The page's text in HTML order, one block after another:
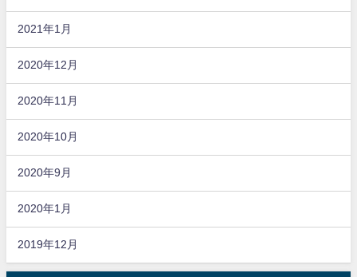
2021年1月
2020年12月
2020年11月
2020年10月
2020年9月
2020年1月
2019年12月